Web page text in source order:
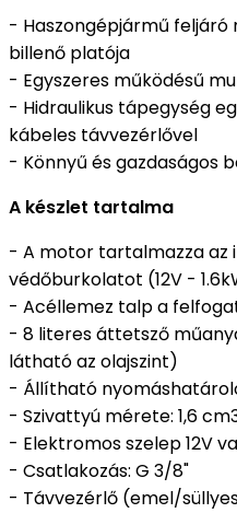
- Haszongépjármű
billenő platója
- Egyszeres működésű
- Hidraulikus tápegység
kábeles távvezérlővel
- Könnyű és gazdaságos
A készlet tartalma
- A motor tartalmazza az
védőburkolatot (12V -
- Acéllemez talp a
- 8 literes áttetsző
látható az olajszint)
- Állítható
- Szivattyú mérete: 1,6
- Elektromos szelep 12V
- Csatlakozás: G 3/8"
- Távvezérlő (emel/